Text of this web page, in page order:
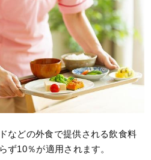
などの外食で提供される飲食料
ず10％が適用されます。